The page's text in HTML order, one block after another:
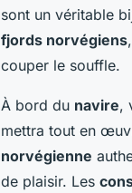
sont un véritable
fjords norvégiens
couper le souffle.
À bord du navire,
mettra tout en
norvégienne
de plaisir. Les